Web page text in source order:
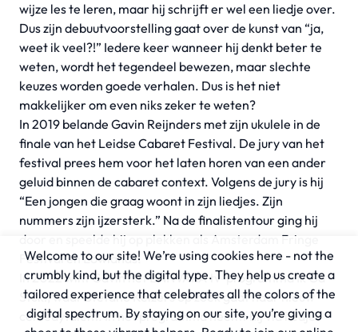
wijze les te leren, maar hij schrijft er wel een liedje over.
Dus zijn debuutvoorstelling gaat over de kunst van “ja,
weet ik veel?!” Iedere keer wanneer hij denkt beter te
weten, wordt het tegendeel bewezen, maar slechte
keuzes worden goede verhalen. Dus is het niet
makkelijker om even niks zeker te weten?
In 2019 belande Gavin Reijnders met zijn ukulele in de
finale van het Leidse Cabaret Festival. De jury van het
festival prees hem voor het laten horen van een ander
geluid binnen de cabaret context. Volgens de jury is hij
“Een jongen die graag woont in zijn liedjes. Zijn
nummers zijn ijzersterk.” Na de finalistentour ging hij
door en speelde hij op plekken als Amsterdam Fringe
Festival en Lowlands.
In 2022 wint Gavin het BNNVARA tv-programma Ik Ga
Stuk!, waar Stefano Keizers op zoek gaat naar nieuw
comedytalent. In het programma neemt hij via liedjes
Welcome to our site! We’re using cookies here - not the
crumbly kind, but the digital type. They help us create a
tailored experience that celebrates all the colors of the
digital spectrum. By staying on our site, you’re giving a